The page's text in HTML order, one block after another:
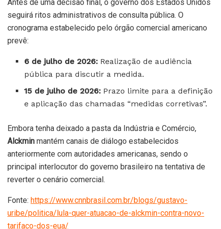
Antes de uma decisão final, o governo dos Estados Unidos
seguirá ritos administrativos de consulta pública. O
cronograma estabelecido pelo órgão comercial americano
prevê:
6 de julho de 2026: Realização de audiência
pública para discutir a medida.
15 de julho de 2026: Prazo limite para a definição
e aplicação das chamadas “medidas corretivas”.
Embora tenha deixado a pasta da Indústria e Comércio,
Alckmin mantém canais de diálogo estabelecidos
anteriormente com autoridades americanas, sendo o
principal interlocutor do governo brasileiro na tentativa de
reverter o cenário comercial.
Fonte: https://www.cnnbrasil.com.br/blogs/gustavo-
uribe/politica/lula-quer-atuacao-de-alckmin-contra-novo-
tarifaco-dos-eua/